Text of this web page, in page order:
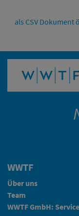
als CSV Dokument
WWTF
Über uns
Team
WWTF GmbH: